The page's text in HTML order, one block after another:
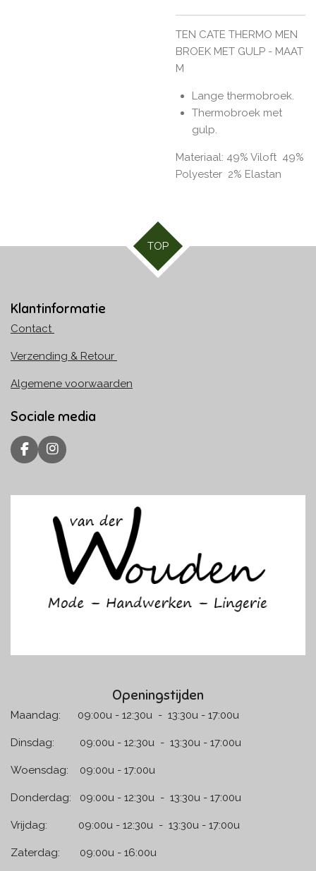
TEN CATE THERMO MEN
BROEK MET GULP - MAAT
M
Lange thermobroek.
Thermobroek met
gulp.
Materiaal: 49% Viloft 49%
Polyester 2% Elastan
TOP
Klantinformatie
Contact
Verzending & Retour
Algemene voorwaarden
Sociale media
F
a
e
I
n
t
g
r
a
m
Openingstijden
Maandag: 09:00u - 12:30u - 13:30u - 17:00u
Dinsdag: 09:00u - 12:30u - 13:30u - 17:00u
Woensdag: 09:00u - 17:00u
Donderdag: 09:00u - 12:30u - 13:30u - 17:00u
Vrijdag: 09:00u - 12:30u - 13:30u - 17:00u
Zaterdag: 09:00u - 16:00u